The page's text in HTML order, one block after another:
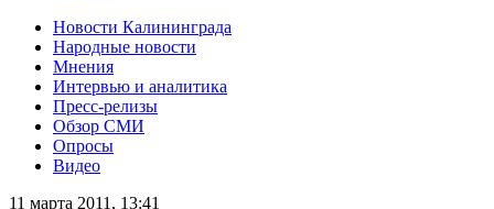
Новости Калининграда
Народные новости
Мнения
Интервью и аналитика
Пресс-релизы
Обзор СМИ
Опросы
Видео
11 марта 2011, 13:41